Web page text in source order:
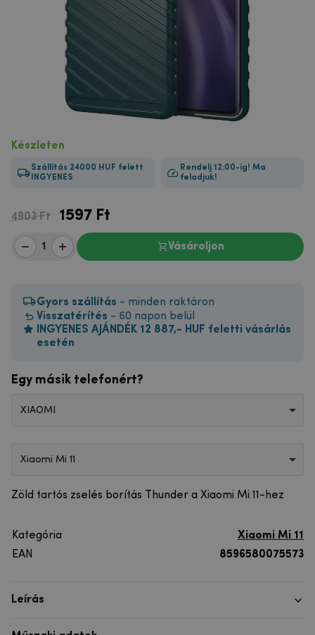
Készleten
Szállítás 24000 HUF felett
INGYENES
Rendelj 12:00-ig! Ma
feladjuk!
4903 Ft 1597 Ft
Vásároljon
Gyors szállítás - minden raktáron
Visszatérítés - 60 napon belül
INGYENES AJÁNDÉK 12 887,- HUF feletti vásárlás
esetén
Egy másik telefonért?
XIAOMI
Xiaomi Mi 11
Zöld tartós zselés borítás Thunder a Xiaomi Mi 11-hez
Kategória
Xiaomi Mi 11
EAN
8596580075573
Leírás